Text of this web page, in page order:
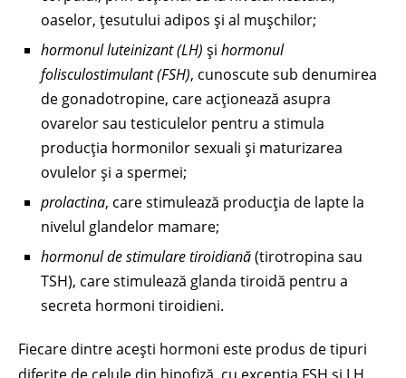
oaselor, țesutului adipos și al mușchilor;
hormonul luteinizant (LH) și hormonul
folisculostimulant (FSH), cunoscute sub denumirea
de gonadotropine, care acționează asupra
ovarelor sau testiculelor pentru a stimula
producția hormonilor sexuali și maturizarea
ovulelor și a spermei;
prolactina, care stimulează producția de lapte la
nivelul glandelor mamare;
hormonul de stimulare tiroidiană(tirotropina sau
TSH), care stimulează glanda tiroidă pentru a
secreta hormoni tiroidieni.
Fiecare dintre acești hormoni este produs de tipuri